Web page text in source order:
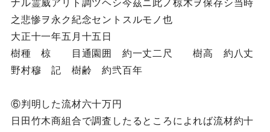
ナル霊威アリト調ツヘシ今茲ニ此ノ椋木ヲ保存シ当時
之悲惨ヲ永ク紀念セントスルモノ也
大正十一年五月十五日
樹種 椋 目通園囲 約一丈二尺 樹高 約八丈
野村穆 記 樹齢 約弐百年
⑥判明した流材六十万円
日田竹木商組合で調査したるところによれば流材約十